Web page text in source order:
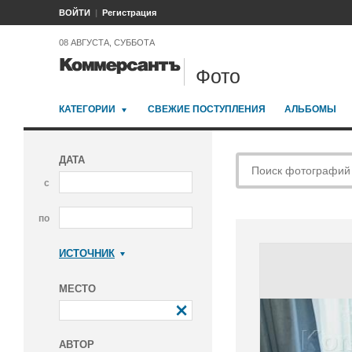
ВОЙТИ Регистрация
08 АВГУСТА, СУББОТА
Фото
КАТЕГОРИИ СВЕЖИЕ ПОСТУПЛЕНИЯ АЛЬБОМЫ
ДАТА
с
по
ИСТОЧНИК
МЕСТО
АВТОР